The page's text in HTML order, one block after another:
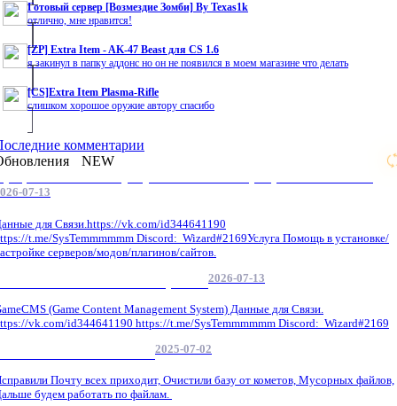
Готовый сервер [Возмездие Зомби] By Texas1k
отлично, мне нравится!
[ZP] Extra Item - AK-47 Beast для CS 1.6
я закинул в папку аддонс но он не появился в моем магазине что делать
[CS]Extra Item Plasma-Rifle
слишком хорошое оружие автору спасибо
комментарии
NEW
07-13
для Связи.https://vk.com/id344641190
t.me/SysTemmmmmm Discord: Wizard#2169Услуга Помощь в установке/
серверов/модов/плагинов/сайтов.
2026-07-13
(Game Content Management System) Данные для Связи.
vk.com/id344641190 https://t.me/SysTemmmmmm Discord: Wizard#2169
2025-07-02
Почту всех приходит, Очистили базу от кометов, Мусорных файлов,
будем работать по файлам.